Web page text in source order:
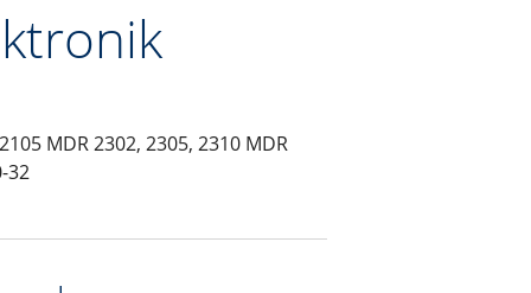
MDR 2302, 2305, 2310 MDR
32